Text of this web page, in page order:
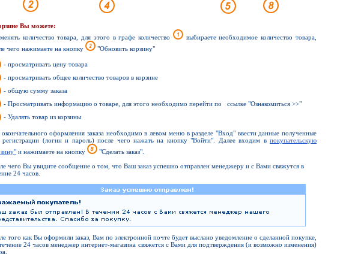
Вы можете:
количество товара, для этого в графе количество
выбираете необходимое количество товара,
чего нажимаете на кнопку
"Обновить корзину"
- просматривать цену товара
- просматривать общее количество товаров в корзине
- общую сумму заказа
- Просматривать информацию о товаре, для этого необходимо перейти по ссылке "Ознакомиться >>"
- Удалять товар из корзины
окончательного оформления заказа необходимо в левом меню в разделе "Вход" ввести данные полученные
регистрации (логин и пароль) после чего нажать на кнопку "Войти". Далее входим в покупательскую
и нажимаете на кнопку
"Сделать заказ".
чего Вы увидите сообщение о том, что Ваш заказ успешно отправлен менеджеру и с Вами свяжутся в
24 часов.
того как Вы оформили заказ, Вам по электронной почте будет выслано уведомление о сделанной покупке,
24 часов менеджер интернет-магазина свяжется с Вами для подтверждения (и возможно изменения)